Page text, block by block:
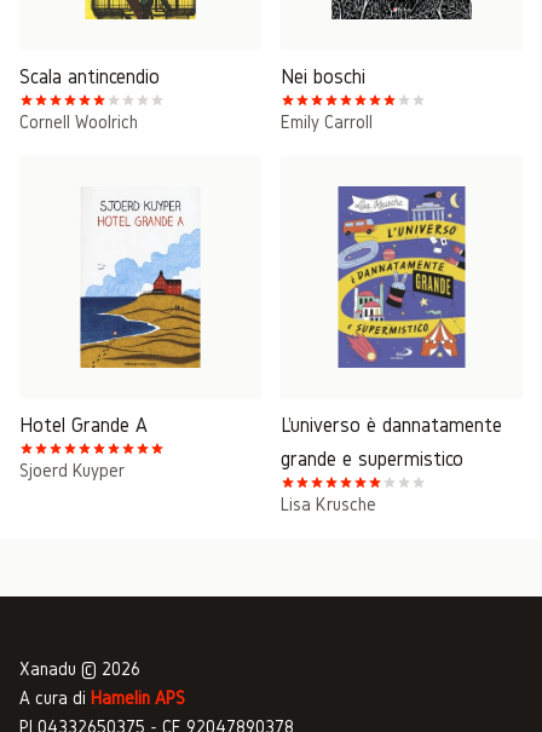
Scala antincendio
Cornell Woolrich
Nei boschi
Emily Carroll
Hotel Grande A
Sjoerd Kuyper
L'universo è dannatamente
grande e supermistico
Lisa Krusche
Xanadu © 2026
A cura di Hamelin APS
PI 04332650375 - CF 92047890378